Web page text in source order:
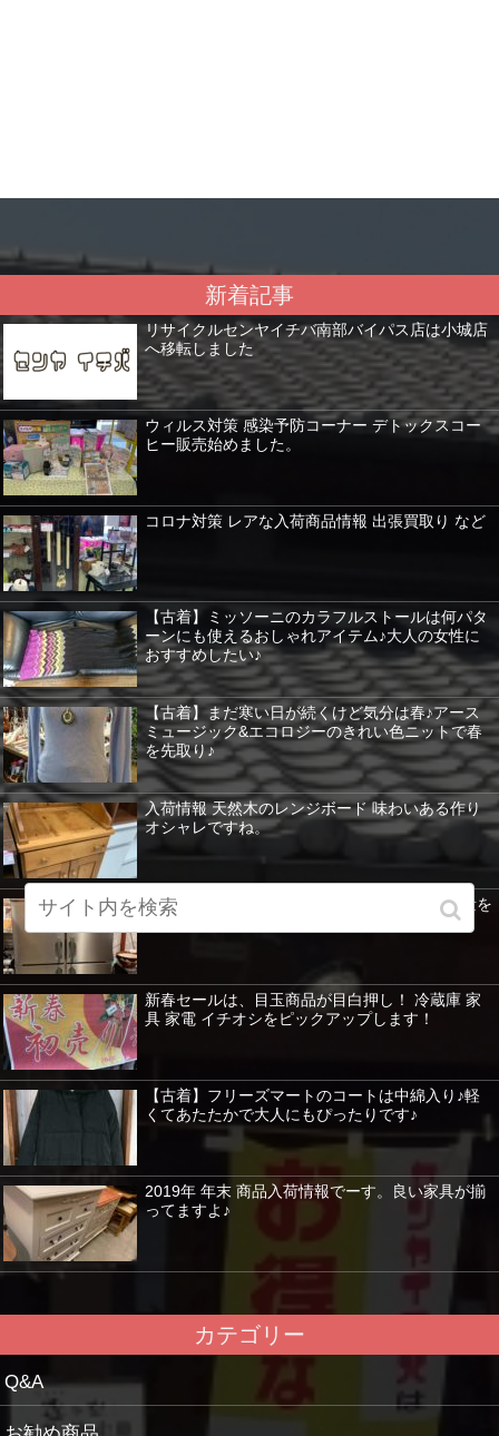
新着記事
リサイクルセンヤイチバ南部バイパス店は小城店
へ移転しました
ウィルス対策 感染予防コーナー デトックスコー
ヒー販売始めました。
コロナ対策 レアな入荷商品情報 出張買取り など
【古着】ミッソーニのカラフルストールは何パタ
ーンにも使えるおしゃれアイテム♪大人の女性に
おすすめしたい♪
【古着】まだ寒い日が続くけど気分は春♪アース
ミュージック&エコロジーのきれい色ニットで春
を先取り♪
入荷情報 天然木のレンジボード 味わいある作り
オシャレですね。
業務用冷凍冷蔵庫もあります。ホシザキ 大容量を
新春セールは、目玉商品が目白押し！ 冷蔵庫 家
具 家電 イチオシをピックアップします！
【古着】フリーズマートのコートは中綿入り♪軽
くてあたたかで大人にもぴったりです♪
2019年 年末 商品入荷情報でーす。良い家具が揃
ってますよ♪
カテゴリー
Q&A